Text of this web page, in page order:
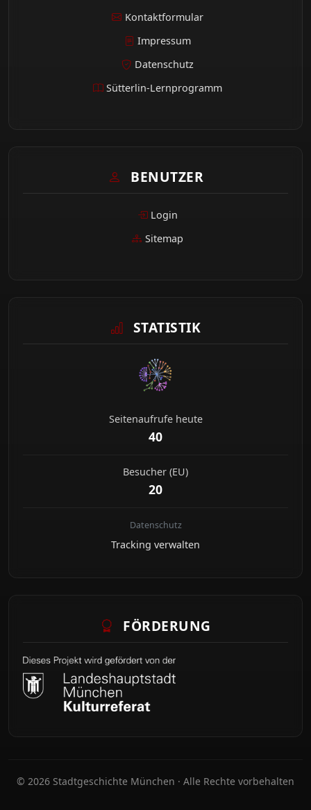
Kontaktformular
Impressum
Datenschutz
Sütterlin-Lernprogramm
BENUTZER
Login
Sitemap
STATISTIK
Seitenaufrufe heute
40
Besucher (EU)
20
Datenschutz
Tracking verwalten
FÖRDERUNG
© 2026 Stadtgeschichte München · Alle Rechte vorbehalten